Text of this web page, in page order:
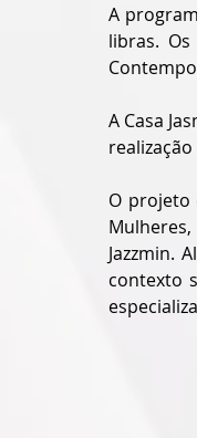
A
libras.
A Casa
realização
O projeto
Jazzmin.
contexto